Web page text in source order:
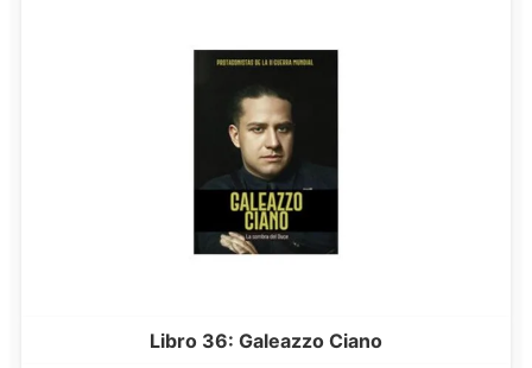
Libro 36: Galeazzo Ciano